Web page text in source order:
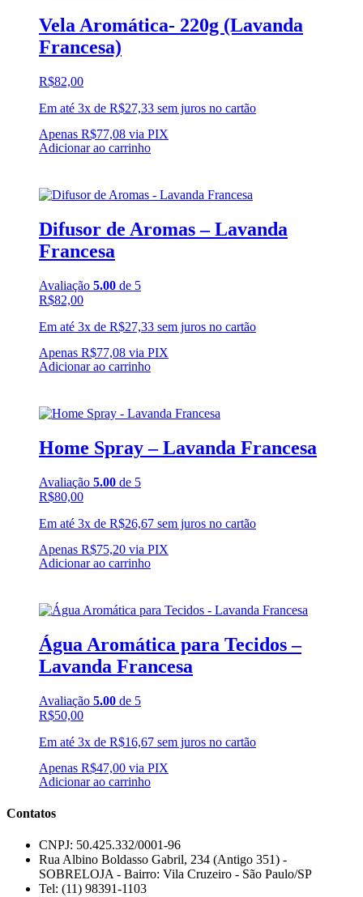
Vela Aromática- 220g (Lavanda
Francesa)
R$82,00
Em até 3x de R$27,33 sem juros no cartão
Apenas R$77,08 via PIX
Adicionar ao carrinho
Difusor de Aromas – Lavanda
Francesa
Avaliação 5.00 de 5
R$82,00
Em até 3x de R$27,33 sem juros no cartão
Apenas R$77,08 via PIX
Adicionar ao carrinho
Home Spray – Lavanda Francesa
Avaliação 5.00 de 5
R$80,00
Em até 3x de R$26,67 sem juros no cartão
Apenas R$75,20 via PIX
Adicionar ao carrinho
Água Aromática para Tecidos –
Lavanda Francesa
Avaliação 5.00 de 5
R$50,00
Em até 3x de R$16,67 sem juros no cartão
Apenas R$47,00 via PIX
Adicionar ao carrinho
Contatos
CNPJ: 50.425.332/0001-96
Rua Albino Boldasso Gabril, 234 (Antigo 351) -
SOBRELOJA - Bairro: Vila Cruzeiro - São Paulo/SP
​​​​​​​​​​​​​​​​​​​​Tel: (11) 98391-1103